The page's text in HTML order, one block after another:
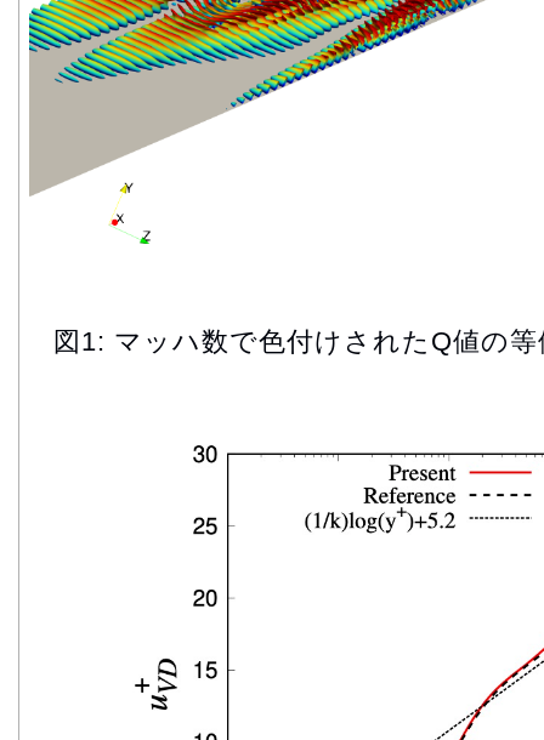
図1: マッハ数で色付けされたQ値の等